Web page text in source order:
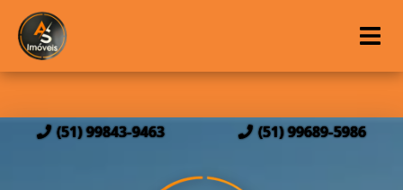
(51) 99843-9463 (51) 99689-5986